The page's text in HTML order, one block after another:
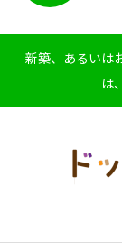
新築、あるいは
は